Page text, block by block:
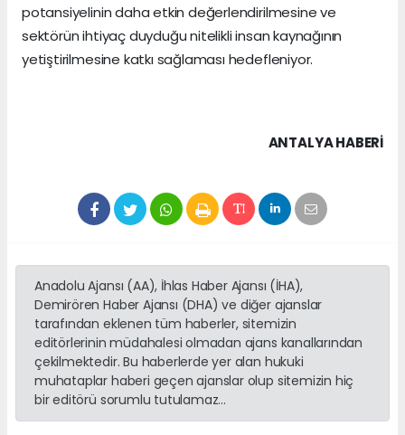
potansiyelinin daha etkin değerlendirilmesine ve
sektörün ihtiyaç duyduğu nitelikli insan kaynağının
yetiştirilmesine katkı sağlaması hedefleniyor.
ANTALYA HABERİ
Anadolu Ajansı (AA), İhlas Haber Ajansı (İHA),
Demirören Haber Ajansı (DHA) ve diğer ajanslar
tarafından eklenen tüm haberler, sitemizin
editörlerinin müdahalesi olmadan ajans kanallarından
çekilmektedir. Bu haberlerde yer alan hukuki
muhataplar haberi geçen ajanslar olup sitemizin hiç
bir editörü sorumlu tutulamaz...